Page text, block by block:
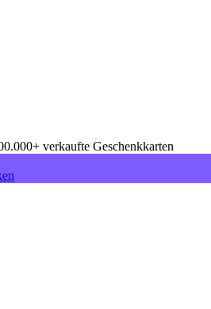
verkaufte Geschenkkarten